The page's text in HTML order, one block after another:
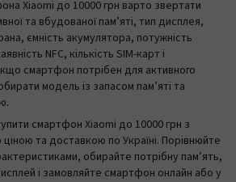
Xiaomi до 10000 грн варто звертати
та вбудованої пам’яті, тип дисплея,
ємність акумулятора, потужність
NFC, кількість SIM-карт і
смартфон потрібен для активного
модель із запасом пам’яті та
смартфон Xiaomi до 10000 грн з
та доставкою по Україні. Порівнюйте
обирайте потрібну пам’ять,
і замовляйте смартфон онлайн або у